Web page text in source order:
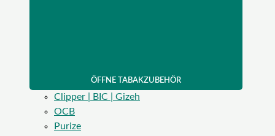
ÖFFNE TABAKZUBEHÖR
Clipper | BIC | Gizeh
OCB
Purize